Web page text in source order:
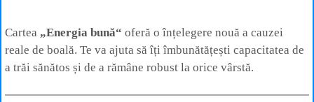
Cartea „Energia bună“ oferă o înțelegere nouă a cauzei
reale de boală. Te va ajuta să îți îmbunătățești capacitatea de
a trăi sănătos și de a rămâne robust la orice vârstă.